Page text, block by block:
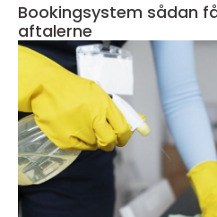
Bookingsystem sådan får du styr på
aftalerne